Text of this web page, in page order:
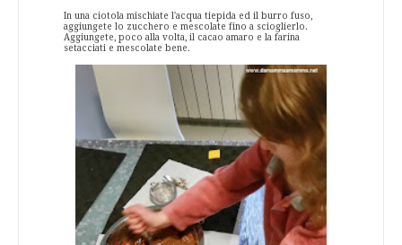
In una ciotola mischiate l'acqua tiepida ed il burro fuso,
aggiungete lo zucchero e mescolate fino a scioglierlo.
Aggiungete, poco alla volta, il cacao amaro e la farina
setacciati e mescolate bene.